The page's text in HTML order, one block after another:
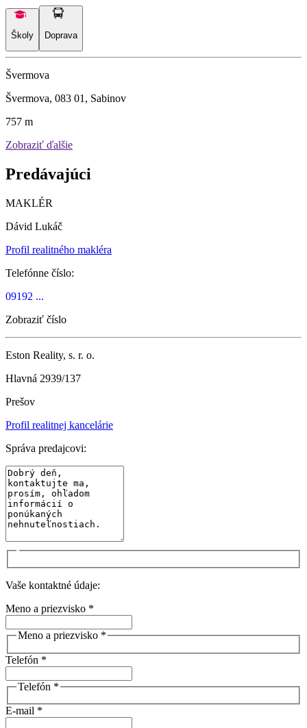
Školy Doprava
Švermova
Švermova, 083 01, Sabinov
757 m
Zobraziť ďalšie
Predávajúci
MAKLÉR
Dávid Lukáč
Profil realitného makléra
Telefónne číslo:
09192 ...
Zobraziť číslo
Eston Reality, s. r. o.
Hlavná 2939/137
Prešov
Profil realitnej kancelárie
Správa predajcovi:
Vaše kontaktné údaje:
Meno a priezvisko *
Meno a priezvisko *
Telefón *
Telefón *
E-mail *